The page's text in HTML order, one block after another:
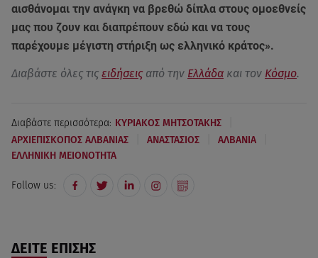
αισθάνομαι την ανάγκη να βρεθώ δίπλα στους ομοεθνείς
μας που ζουν και διαπρέπουν εδώ και να τους
παρέχουμε μέγιστη στήριξη ως ελληνικό κράτος».
Διαβάστε όλες τις ειδήσεις από την Ελλάδα και τον Κόσμο.
Διαβάστε περισσότερα: ΚΥΡΙΑΚΟΣ ΜΗΤΣΟΤΑΚΗΣ
ΑΡΧΙΕΠΙΣΚΟΠΟΣ ΑΛΒΑΝΙΑΣ ΑΝΑΣΤΑΣΙΟΣ ΑΛΒΑΝΙΑ
ΕΛΛΗΝΙΚΗ ΜΕΙΟΝΟΤΗΤΑ
Follow us:
ΔΕΙΤΕ ΕΠΙΣΗΣ